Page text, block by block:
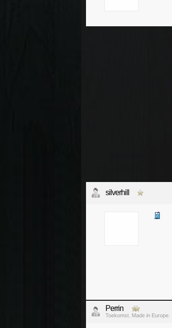
silverhill
Perrin
Toekomst. Made in Europe.